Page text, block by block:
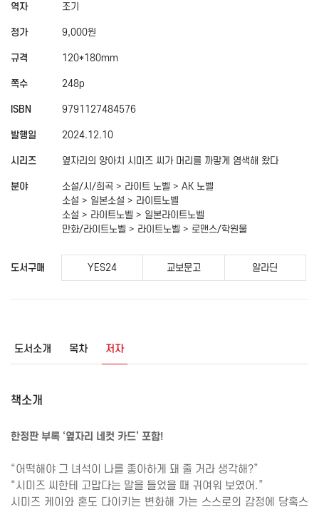
역자 조기
정가 9,000원
규격 120*180mm
쪽수 248p
ISBN 9791127484576
발행일 2024.12.10
시리즈 옆자리의 양아치 시미즈 씨가 머리를 까맣게 염색해 왔다
분야
소설/시/희곡 > 라이트 노벨 > AK 노벨
소설 > 일본소설 > 라이트노벨
소설 > 라이트노벨 > 일본라이트노벨
만화/라이트노벨 > 라이트노벨 > 로맨스/학원물
도서구매 YES24 교보문고 알라딘
도서소개 목차 저자
책소개
한정판 부록 ‘옆자리 네컷 카드’ 포함!
“어떡해야 그 녀석이 나를 좋아하게 돼 줄 거라 생각해 ?”
“시미즈 씨한테 고맙다는 말을 들었을 때 귀여워 보였어 .”
시미즈 케이와 혼도 다이키는 변화해 가는 스스로의 감정에 당혹스